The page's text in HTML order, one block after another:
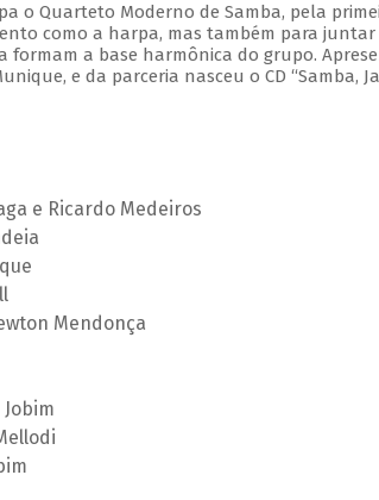
o Quarteto Moderno de Samba, pela
como a harpa, mas também para juntar
formam a base harmônica do grupo.
e da parceria nasceu o CD “Samba,
e Ricardo Medeiros
Mendonça